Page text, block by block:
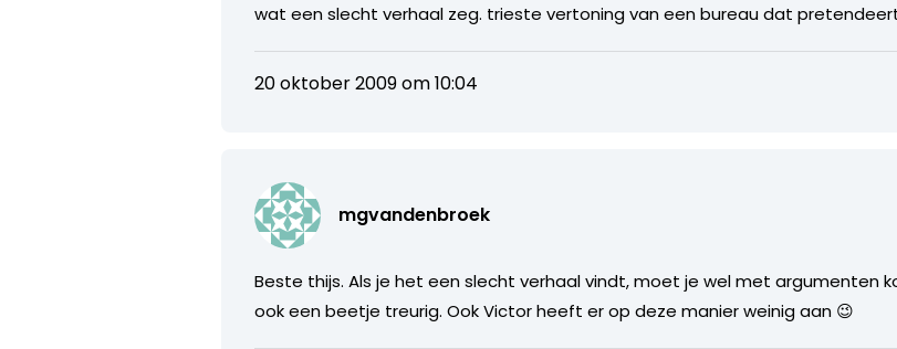
wat een slecht verhaal zeg. trieste vertoning van een bureau dat
20 oktober 2009 om 10:04
mgvandenbroek
Beste thijs. Als je het een slecht verhaal vindt, moet je wel met argumenten
ook een beetje treurig. Ook Victor heeft er op deze manier weinig aan 😉